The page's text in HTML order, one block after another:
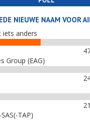
NIEUWE NAAM VOOR
iets anders
Group (EAG)
TAP)